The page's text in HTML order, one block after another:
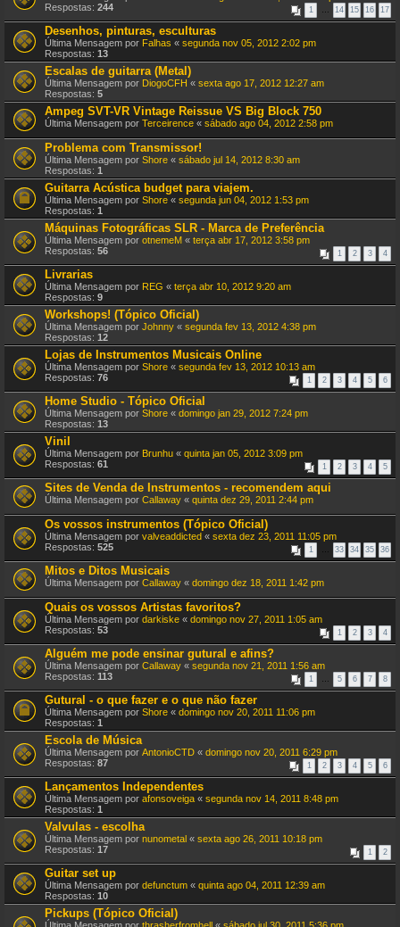
Respostas: 244 1 … 14 15 16 17
Desenhos, pinturas, esculturas
Última Mensagem por Falhas « segunda nov 05, 2012 2:02 pm
Respostas: 13
Escalas de guitarra (Metal)
Última Mensagem por DiogoCFH « sexta ago 17, 2012 12:27 am
Respostas: 5
Ampeg SVT-VR Vintage Reissue VS Big Block 750
Última Mensagem por Terceirence « sábado ago 04, 2012 2:58 pm
Problema com Transmissor!
Última Mensagem por Shore « sábado jul 14, 2012 8:30 am
Respostas: 1
Guitarra Acústica budget para viajem.
Última Mensagem por Shore « segunda jun 04, 2012 1:53 pm
Respostas: 1
Máquinas Fotográficas SLR - Marca de Preferência
Última Mensagem por otnemeM « terça abr 17, 2012 3:58 pm
Respostas: 56 1 2 3 4
Livrarias
Última Mensagem por REG « terça abr 10, 2012 9:20 am
Respostas: 9
Workshops! (Tópico Oficial)
Última Mensagem por Johnny « segunda fev 13, 2012 4:38 pm
Respostas: 12
Lojas de Instrumentos Musicais Online
Última Mensagem por Shore « segunda fev 13, 2012 10:13 am
Respostas: 76 1 2 3 4 5 6
Home Studio - Tópico Oficial
Última Mensagem por Shore « domingo jan 29, 2012 7:24 pm
Respostas: 13
Vinil
Última Mensagem por Brunhu « quinta jan 05, 2012 3:09 pm
Respostas: 61 1 2 3 4 5
Sites de Venda de Instrumentos - recomendem aqui
Última Mensagem por Callaway « quinta dez 29, 2011 2:44 pm
Os vossos instrumentos (Tópico Oficial)
Última Mensagem por valveaddicted « sexta dez 23, 2011 11:05 pm
Respostas: 525 1 … 33 34 35 36
Mitos e Ditos Musicais
Última Mensagem por Callaway « domingo dez 18, 2011 1:42 pm
Quais os vossos Artistas favoritos?
Última Mensagem por darkiske « domingo nov 27, 2011 1:05 am
Respostas: 53 1 2 3 4
Alguém me pode ensinar gutural e afins?
Última Mensagem por Callaway « segunda nov 21, 2011 1:56 am
Respostas: 113 1 … 5 6 7 8
Gutural - o que fazer e o que não fazer
Última Mensagem por Shore « domingo nov 20, 2011 11:06 pm
Respostas: 1
Escola de Música
Última Mensagem por AntonioCTD « domingo nov 20, 2011 6:29 pm
Respostas: 87 1 2 3 4 5 6
Lançamentos Independentes
Última Mensagem por afonsoveiga « segunda nov 14, 2011 8:48 pm
Respostas: 1
Valvulas - escolha
Última Mensagem por nunometal « sexta ago 26, 2011 10:18 pm
Respostas: 17 1 2
Guitar set up
Última Mensagem por defunctum « quinta ago 04, 2011 12:39 am
Respostas: 10
Pickups (Tópico Oficial)